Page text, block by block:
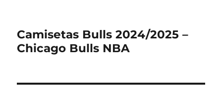
Camisetas Bulls 2024/2025 –
Chicago Bulls NBA